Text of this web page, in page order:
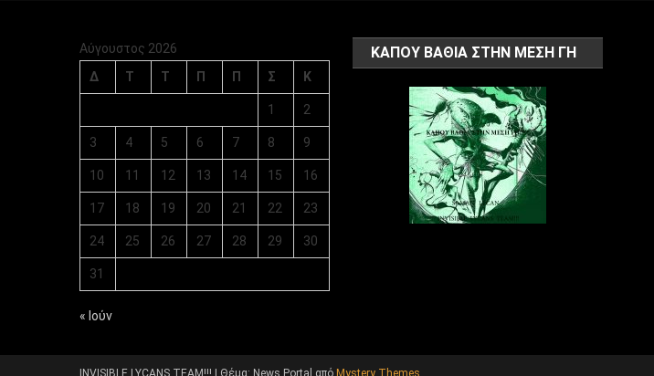
Αύγουστος 2026
Δ
Τ Τ Π Π Σ Κ
1 2
3 4 5 6 7 8 9
10 11 12 13 14 15 16
17 18 19 20 21 22 23
24 25 26 27 28 29 30
31
« Ιούν
ΚΑΠΟΥ ΒΑΘΙΑ ΣΤΗΝ ΜΕΣΗ ΓΗ